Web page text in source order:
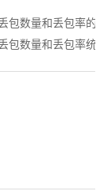
包数量和丢包率的实
包数量和丢包率统计